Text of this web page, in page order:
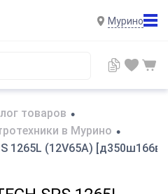
Мурино
товаров •
в Мурино •
1265L (12V65A)